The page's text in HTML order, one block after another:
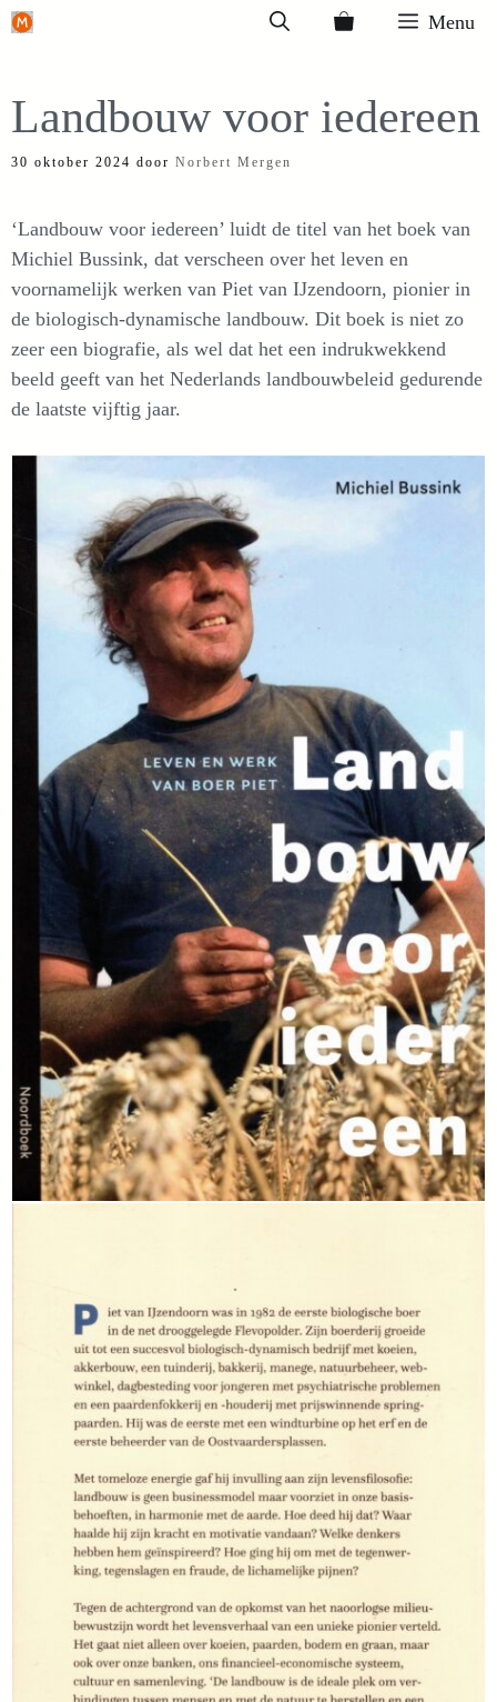
Ga
inhoud
Menu
Landbouw voor iedereen
30 oktober 2024 door Norbert Mergen
‘Landbouw voor iedereen’ luidt de titel van het boek van
Michiel Bussink, dat verscheen over het leven en
voornamelijk werken van Piet van IJzendoorn, pionier in
de biologisch-dynamische landbouw. Dit boek is niet zo
zeer een biografie, als wel dat het een indrukwekkend
beeld geeft van het Nederlands landbouwbeleid gedurende
de laatste vijftig jaar.